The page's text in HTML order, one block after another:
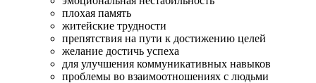
плохая память
житейские трудности
препятствия на пути к достижению целей
желание достичь успеха
для улучшения коммуникативных навыков
проблемы во взаимоотношениях с людьми